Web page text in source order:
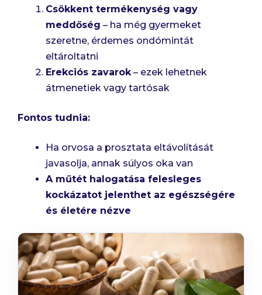
Csökkent termékenység vagy
meddőség – ha még gyermeket
szeretne, érdemes ondómintát
eltároltatni
Erekciós zavarok– ezek lehetnek
átmenetiek vagy tartósak
Fontos tudnia:
Ha orvosa a prosztata eltávolítását
javasolja, annak súlyos oka van
A műtét halogatása felesleges
kockázatot jelenthet az egészségére
és életére nézve